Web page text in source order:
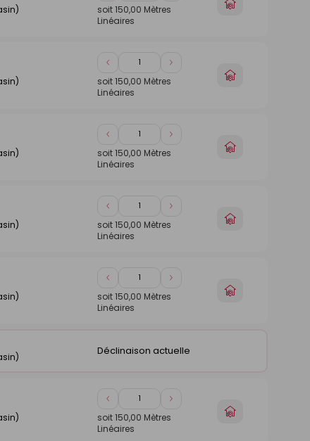
de
1
de
soit150,00 Mètres
Linéaires
Diminuer
de
1
Augmenter
de
soit150,00 Mètres
Linéaires
Choisir
Diminuer
de
1
Augmenter
de
soit150,00 Mètres
Linéaires
Choisir
Diminuer
de
1
Augmenter
de
soit150,00 Mètres
Linéaires
Choisir
Diminuer
de
1
Augmenter
de
soit150,00 Mètres
Linéaires
Choisir
Déclinaison actuelle
Diminuer
de
1
Augmenter
de
soit150,00 Mètres
Linéaires
Choisir